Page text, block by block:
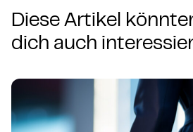
Diese Artikel
dich auch